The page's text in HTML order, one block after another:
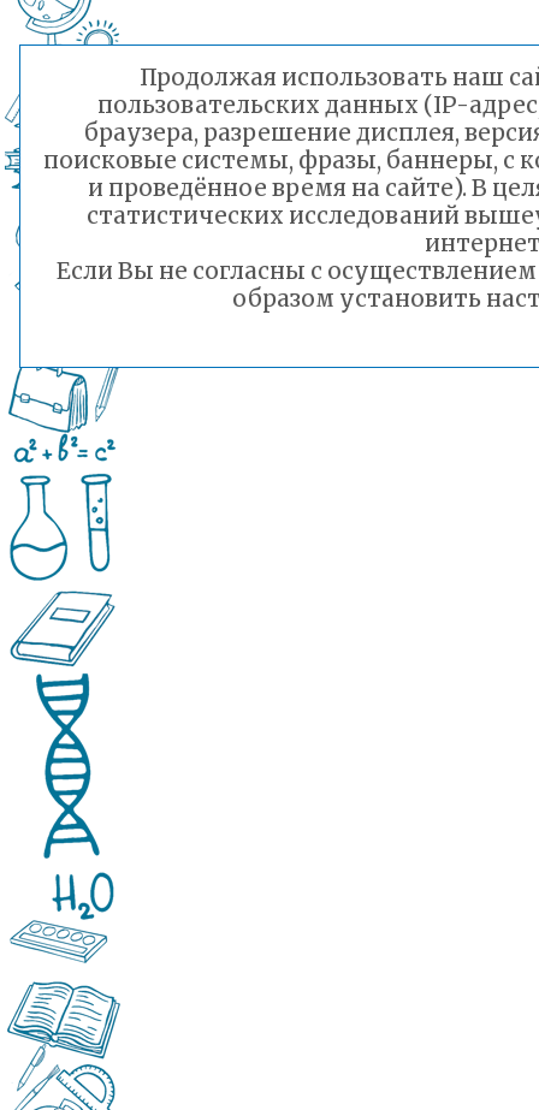
Продолжая использовать наш
пользовательских данных (IP-
браузера, разрешение дисплея,
поисковые системы, фразы, баннеры, с
и проведённое время на сайте). В
статистических исследований
Если Вы не согласны с
образом установить